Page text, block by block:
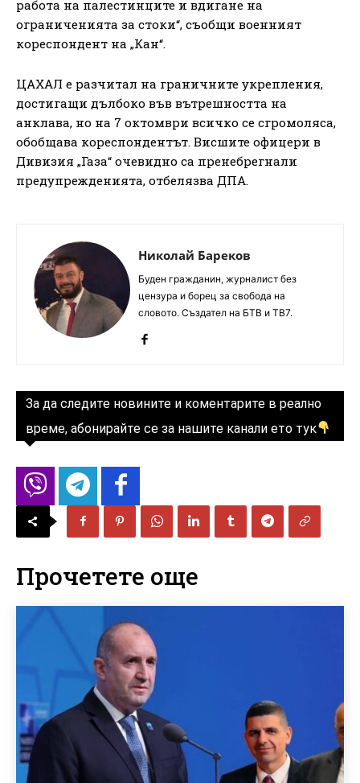
работа на палестинците и вдигане на
ограниченията за стоки“, съобщи военният
кореспондент на „Кан“.
ЦАХАЛ е разчитал на граничните укрепления,
достигащи дълбоко във вътрешността на
анклава, но на 7 октомври всичко се сгромоляса,
обобщава кореспондентът. Висшите офицери в
Дивизия „Газа“ очевидно са пренебрегнали
предупрежденията, отбелязва ДПА.
Николай Бареков
Буден гражданин, журналист без
цензура и борец за свобода на
словото. Създател на БТВ и ТВ7.
За да следите новините и коментарите в реално
време, абонирайте се за нашите канали ето тук
Прочетете още